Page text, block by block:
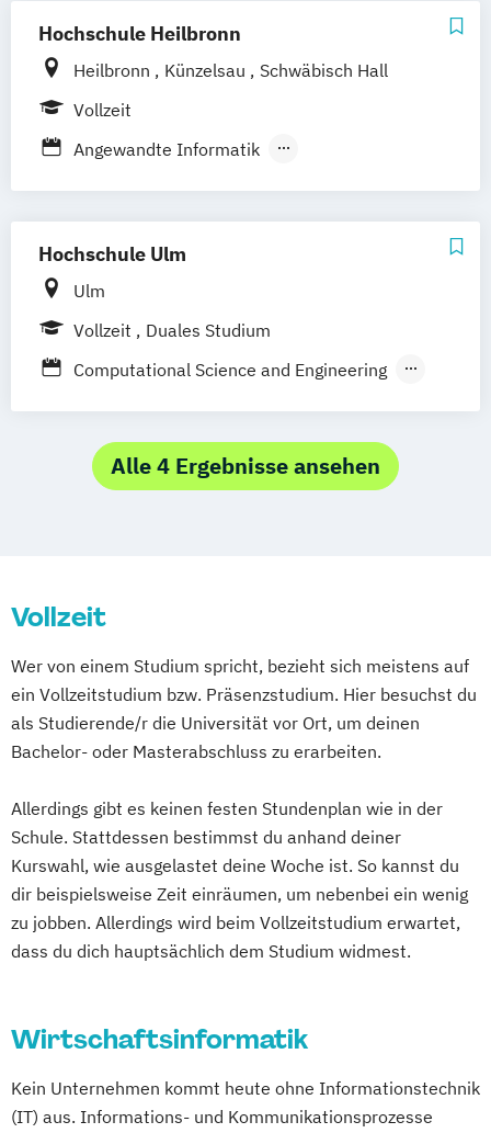
Hochschule Heilbronn
Heilbronn Künzelsau
Schwäbisch Hall
Vollzeit
Angewandte Informatik
Hochschule Ulm
Ulm
Vollzeit
Duales Studium
Computational Science and Engineering
Informatik Wirtschaftsinformatik
Alle 4 Ergebnisse ansehen
Vollzeit
Wer von einem Studium spricht, bezieht sich meistens auf
ein Vollzeitstudium bzw. Präsenzstudium. Hier besuchst du
als Studierende/r die Universität vor Ort, um deinen
Bachelor- oder Masterabschluss zu erarbeiten.
Allerdings gibt es keinen festen Stundenplan wie in der
Schule. Stattdessen bestimmst du anhand deiner
Kurswahl, wie ausgelastet deine Woche ist. So kannst du
dir beispielsweise Zeit einräumen, um nebenbei ein wenig
zu jobben. Allerdings wird beim Vollzeitstudium erwartet,
dass du dich hauptsächlich dem Studium widmest.
Wirtschaftsinformatik
Kein Unternehmen kommt heute ohne Informationstechnik
(IT) aus. Informations- und Kommunikationsprozesse